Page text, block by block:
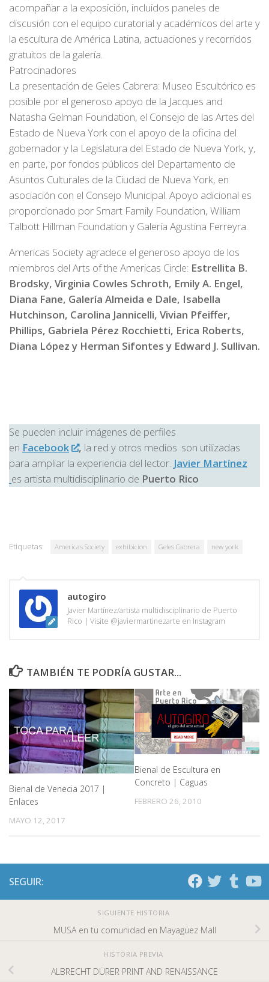
acompañar a la exposición, incluidos paneles de
discusión con el equipo curatorial y académicos del arte y
la escultura de América Latina, actuaciones y recorridos
gratuitos de la galería.
Patrocinadores
La presentación de Geles Cabrera: Museo Escultórico es
posible por el generoso apoyo de la Jacques and
Natasha Gelman Foundation, el Consejo de las Artes del
Estado de Nueva York con el apoyo de la oficina del
gobernador y la Legislatura del Estado de Nueva York, y,
en parte, por fondos públicos del Departamento de
Asuntos Culturales de la Ciudad de Nueva York, en
asociación con el Consejo Municipal. Apoyo adicional es
proporcionado por Smart Family Foundation, William
Talbott Hillman Foundation y Galería Agustina Ferreyra.
Americas Society agradece el generoso apoyo de los
miembros del Arts of the Americas Circle: Estrellita B.
Brodsky, Virginia Cowles Schroth, Emily A. Engel,
Diana Fane, Galería Almeida e Dale, Isabella
Hutchinson, Carolina Jannicelli, Vivian Pfeiffer,
Phillips, Gabriela Pérez Rocchietti, Erica Roberts,
Diana López y Herman Sifontes y Edward J. Sullivan.
Se pueden incluir imágenes de perfiles
en Facebook , la red y otros medios. son utilizadas
para ampliar la experiencia del lector. Javier Martínez
es artista multidisciplinario de Puerto Rico
Etiquetas: Americas Society exhibicion Geles Cabrera new york
autogiro
Javier Martínez/artista multidisciplinario de Puerto
Rico | Visite @javiermartinezarte en Instagram
TAMBIÉN TE PODRÍA GUSTAR...
Bienal de Venecia 2017 |
Enlaces
MAYO 12, 2017
Bienal de Escultura en
Concreto | Caguas
FEBRERO 26, 2010
SEGUIR:
SIGUIENTE HISTORIA
MUSA en tu comunidad en Mayagüez Mall
HISTORIA PREVIA
ALBRECHT DÜRER PRINT AND RENAISSANCE